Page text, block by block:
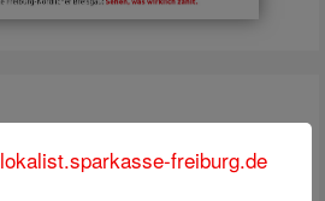
lokalist.sparkasse-freiburg.de